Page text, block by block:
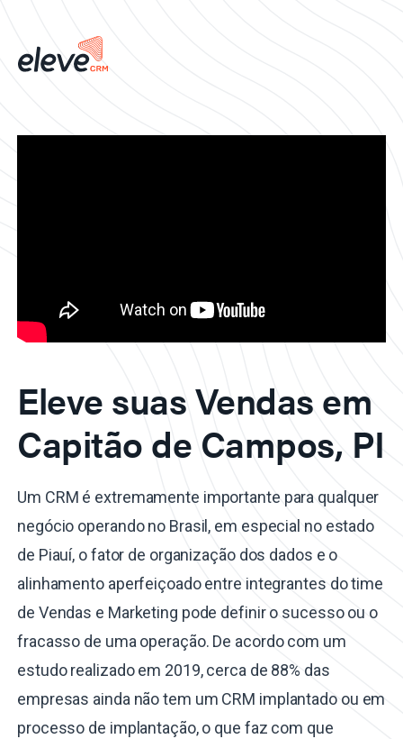
Eleve suas Vendas em
Capitão de Campos, PI
Um CRM é extremamente importante para qualquer
negócio operando no Brasil, em especial no estado
de Piauí, o fator de organização dos dados e o
alinhamento aperfeiçoado entre integrantes do time
de Vendas e Marketing pode definir o sucesso ou o
fracasso de uma operação. De acordo com um
estudo realizado em 2019, cerca de 88% das
empresas ainda não tem um CRM implantado ou em
processo de implantação, o que faz com que